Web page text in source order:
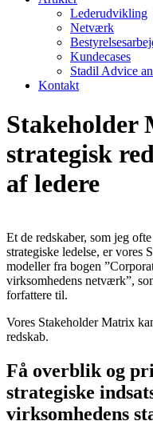
Lederudvikling
Netværk
Kundecases
Stadil Advice
Kontakt
Stakeholder
strategisk
af ledere
Et de redskaber, som jeg
strategiske ledelse, er vores
modeller fra bogen
virksomhedens netværk”,
forfattere til.
Vores Stakeholder Matrix
redskab.
Få overblik og
strategiske
virksomhedens